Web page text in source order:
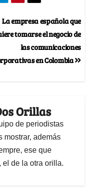
La empresa española que
tomarse el negocio de
las comunicaciones
en Colombia
Orillas
de periodistas
mostrar, además
ese que
el de la otra orilla.